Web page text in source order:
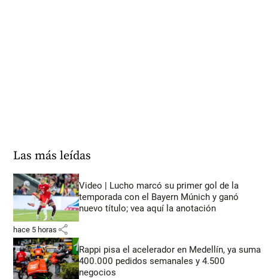
Las más leídas
Video | Lucho marcó su primer gol de la
temporada con el Bayern Múnich y ganó
nuevo título; vea aquí la anotación
hace 5 horas share
Rappi pisa el acelerador en Medellín, ya suma
400.000 pedidos semanales y 4.500
negocios